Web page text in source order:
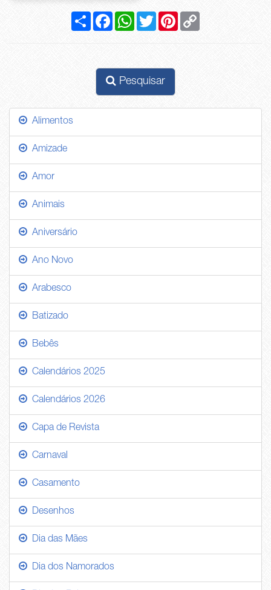
CompartilharFacebookWhatsApp
Twitter Pinterest
Pesquisar
Alimentos
Amizade
Amor
Animais
Aniversário
Ano Novo
Arabesco
Batizado
Bebês
Calendários 2025
Calendários 2026
Capa de Revista
Carnaval
Casamento
Desenhos
Dia das Mães
Dia dos Namorados